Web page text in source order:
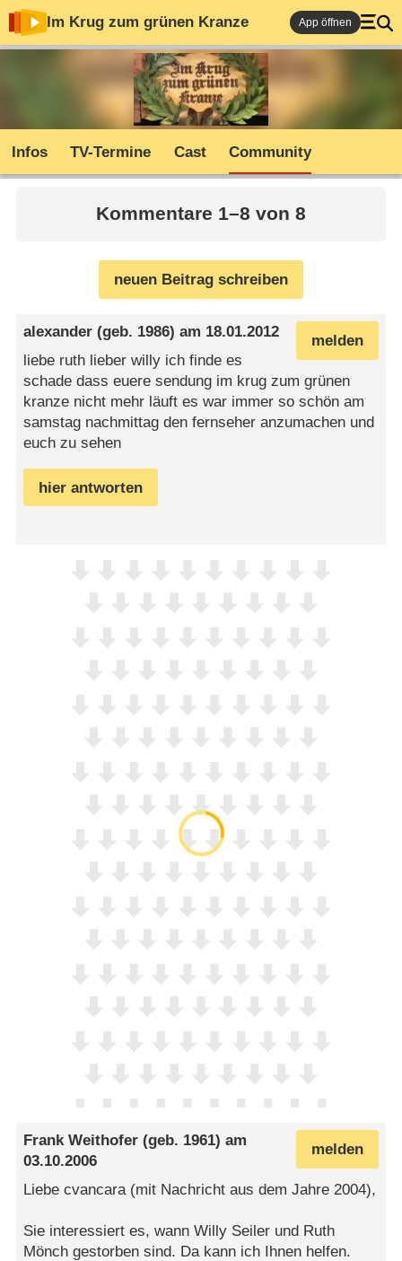
Im Krug zum grünen Kranze App öffnen
Infos TV-Termine Cast Community
Kommentare 1–8 von 8
neuen Beitrag schreiben
melden
alexander (geb. 1986) am 18.01.2012
liebe ruth lieber willy ich finde es
schade dass euere sendung im krug zum grünen
kranze nicht mehr läuft es war immer so schön am
samstag nachmittag den fernseher anzumachen und
euch zu sehen
hier antworten
melden
Frank Weithofer (geb. 1961) am
03.10.2006
Liebe cvancara (mit Nachricht aus dem Jahre 2004),
Sie interessiert es, wann Willy Seiler und Ruth
Mönch gestorben sind. Da kann ich Ihnen helfen.